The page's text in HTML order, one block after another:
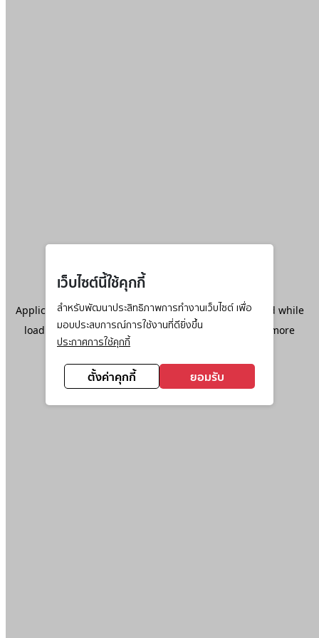
เว็บไซต์นี้ใช้คุกกี้
สำหรับพัฒนาประสิทธิภาพการทำงานเว็บไซต์ เพื่อ
มอบประสบการณ์การใช้งานที่ดียิ่งขึ้น
ประกาศการใช้คุกกี้
ตั้งค่าคุกกี้ ยอมรับ
Application error: aclient-side exception has occurred while
loadingwww.ktc.co.th(see the browser console
for more
information).